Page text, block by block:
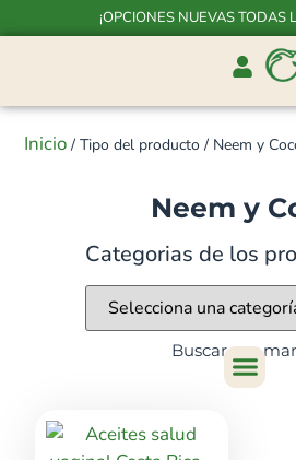
¡OPCIONES NUEVAS TODAS
Inicio / Tipo del producto / Neem y
Neem y
Categorias de los
Buscar por